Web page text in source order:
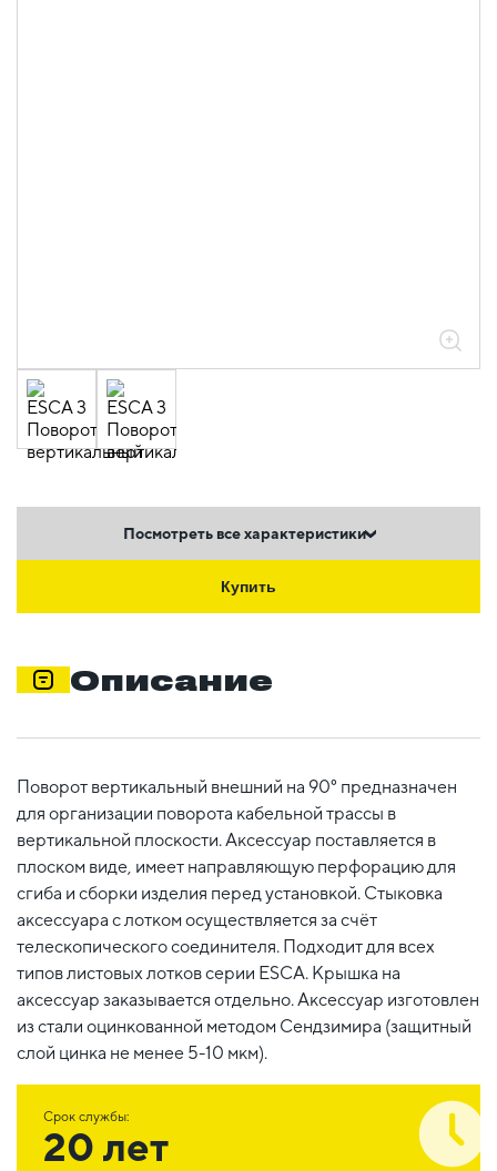
Посмотреть все характеристики
Купить
Описание
Поворот вертикальный внешний на 90° предназначен
для организации поворота кабельной трассы в
вертикальной плоскости. Аксессуар поставляется в
плоском виде, имеет направляющую перфорацию для
сгиба и сборки изделия перед установкой. Стыковка
аксессуара с лотком осуществляется за счёт
телескопического соединителя. Подходит для всех
типов листовых лотков серии ESCA. Крышка на
аксессуар заказывается отдельно. Аксессуар изготовлен
из стали оцинкованной методом Сендзимира (защитный
слой цинка не менее 5-10 мкм).
Срок службы:
20 лет